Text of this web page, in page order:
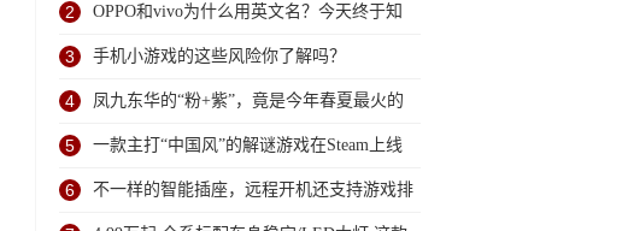
亲选的口红更是不踩雷
2 OPPO和vivo为什么用英文名？今天终于知
道了
3 手机小游戏的这些风险你了解吗？
4 凤九东华的“粉+紫”，竟是今年春夏最火的
配色！这样穿超显白
5 一款主打“中国风”的解谜游戏在Steam上线
了
6 不一样的智能插座，远程开机还支持游戏排